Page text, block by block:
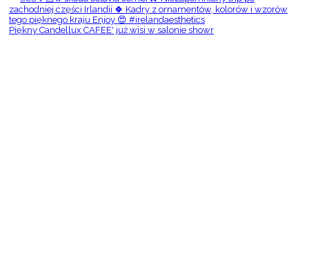
Piękny Candellux CAFEE' już wisi w salonie showr